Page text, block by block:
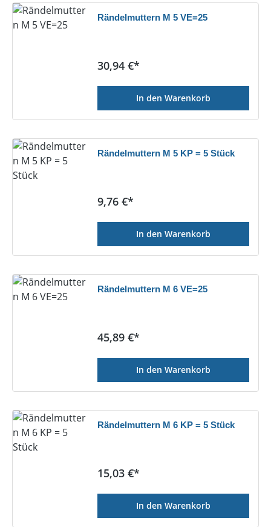
Rändelmuttern M 5 VE=25
Regulärer Preis:
30,94 €*
In den Warenkorb
Rändelmuttern M 5 KP = 5 Stück
Regulärer Preis:
9,76 €*
In den Warenkorb
Rändelmuttern M 6 VE=25
Regulärer Preis:
45,89 €*
In den Warenkorb
Rändelmuttern M 6 KP = 5 Stück
Regulärer Preis:
15,03 €*
In den Warenkorb